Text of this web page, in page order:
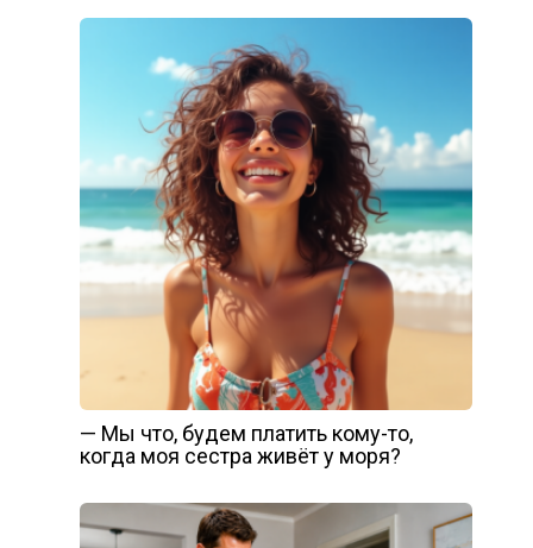
— Мы что, будем платить кому-то,
когда моя сестра живёт у моря?